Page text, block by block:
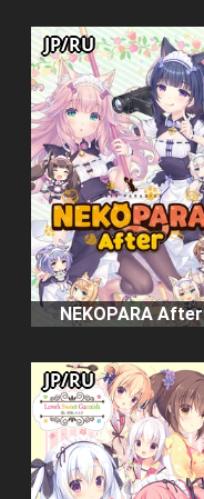
NEKOPARA After
JP/RU
JP/RU